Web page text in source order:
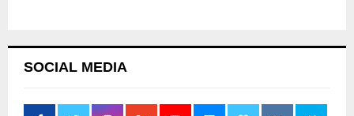
SOCIAL MEDIA